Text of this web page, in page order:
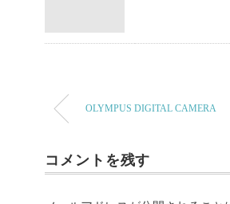
OLYMPUS DIGITAL CAMERA
コメントを残す